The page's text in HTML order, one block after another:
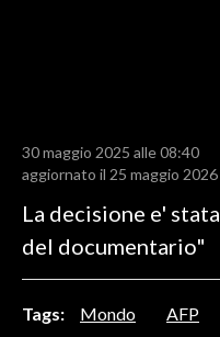
SPORT
RISULTATI E CLASSIFICHE
CALCIO
30 maggio 2025 alle 08:40
aggiornato il 25 maggio 2026
La decisione e'
del documentario"
Tags: Mondo AFP